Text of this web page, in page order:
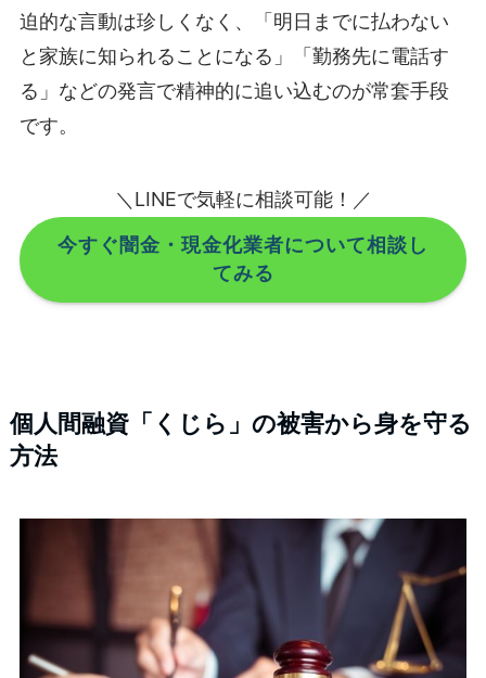
迫的な言動は珍しくなく、「明日までに払わない
と家族に知られることになる」「勤務先に電話す
る」などの発言で精神的に追い込むのが常套手段
です。
＼LINEで気軽に相談可能！／
今すぐ闇金・現金化業者について相談し
てみる
個人間融資「くじら」の被害から身を守る
方法